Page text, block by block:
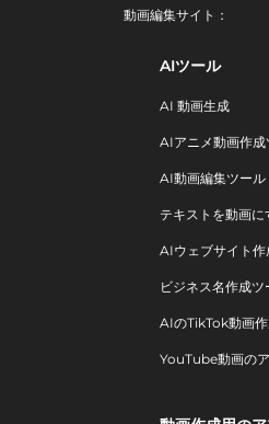
動画編集サイト：
AIツール
AI 動画生成
AIアニメ動画作成
AI動画編集ツール
テキストを動画に
AIウェブサイト作
ビジネス名作成ツ
AIのTikTok動画
YouTube動画の